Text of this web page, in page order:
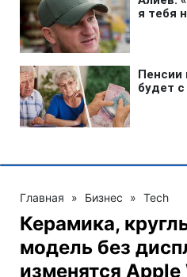
Главная » Бизнес » Tech
Керамика,
модель без
изменятся Apple